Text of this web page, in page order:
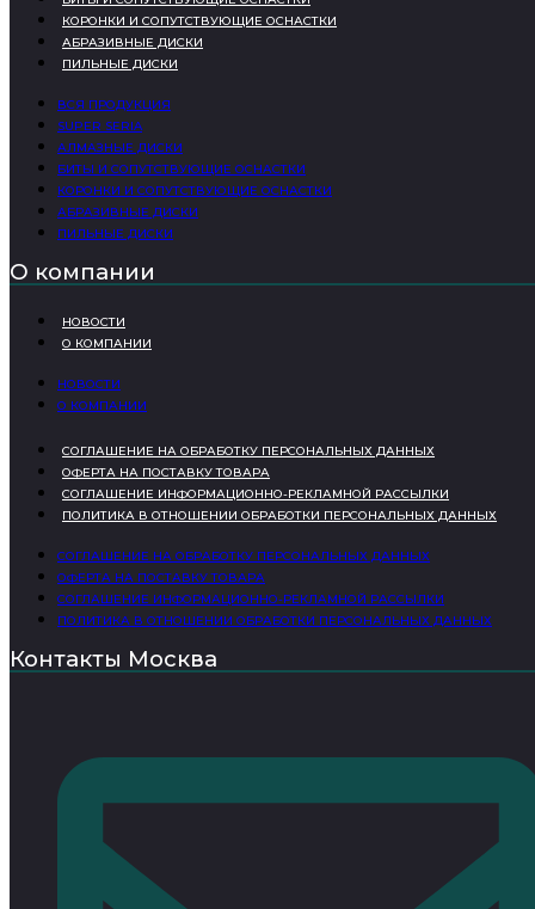
КОРОНКИ И СОПУТСТВУЮЩИЕ ОСНАСТКИ
АБРАЗИВНЫЕ ДИСКИ
ПИЛЬНЫЕ ДИСКИ
ВСЯ ПРОДУКЦИЯ
SUPER SERIA
АЛМАЗНЫЕ ДИСКИ
БИТЫ И СОПУТСТВУЮЩИЕ ОСНАСТКИ
КОРОНКИ И СОПУТСТВУЮЩИЕ ОСНАСТКИ
АБРАЗИВНЫЕ ДИСКИ
ПИЛЬНЫЕ ДИСКИ
О компании
НОВОСТИ
О КОМПАНИИ
НОВОСТИ
О КОМПАНИИ
СОГЛАШЕНИЕ НА ОБРАБОТКУ ПЕРСОНАЛЬНЫХ ДАННЫХ
ОФЕРТА НА ПОСТАВКУ ТОВАРА
СОГЛАШЕНИЕ ИНФОРМАЦИОННО-РЕКЛАМНОЙ РАССЫЛКИ
ПОЛИТИКА В ОТНОШЕНИИ ОБРАБОТКИ ПЕРСОНАЛЬНЫХ ДАННЫХ
СОГЛАШЕНИЕ НА ОБРАБОТКУ ПЕРСОНАЛЬНЫХ ДАННЫХ
ОФЕРТА НА ПОСТАВКУ ТОВАРА
СОГЛАШЕНИЕ ИНФОРМАЦИОННО-РЕКЛАМНОЙ РАССЫЛКИ
ПОЛИТИКА В ОТНОШЕНИИ ОБРАБОТКИ ПЕРСОНАЛЬНЫХ ДАННЫХ
Контакты Москва